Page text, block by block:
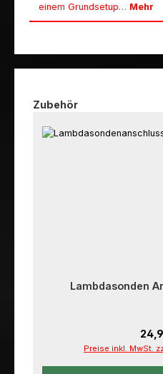
einem Grundsetup… Mehr
Produktgalerie überspringen
Zubehör
Lambdasonden
Preise inkl. MwSt.